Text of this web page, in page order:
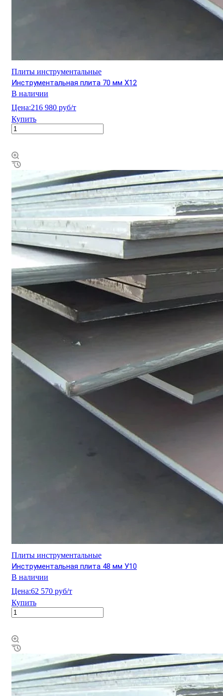
Плиты инструментальные
Инструментальная плита 70 мм Х12
В наличии
Цена:216 980 руб/т
Купить
Плиты инструментальные
Инструментальная плита 48 мм У10
В наличии
Цена:62 570 руб/т
Купить